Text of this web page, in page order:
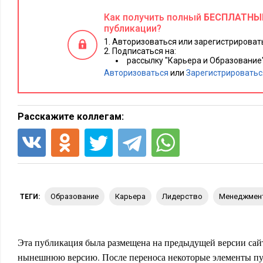
логичный шаг в такой ситуации. Ведь и HR-специалистам,
менеджеры не держали в руках кисточку, им придется
примерить на себя роль художников, если они, конечно,
Как получить полный
публикации?
Авторизоваться или
Подписаться на:
рассылку "Карьера и
Авторизоваться или
Расскажите коллегам:
ТЕГИ: образование карьера лидерство
Эта публикация была размещена на предыдущей версии
нынешнюю версию. После переноса некоторые элементы